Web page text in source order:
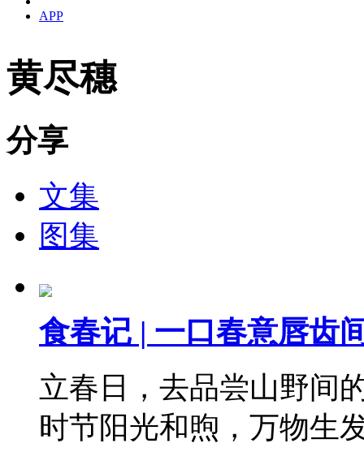
APP
黄尽穗
分享
文集
图集
食春记 | 一口春意唇齿
立春日，去品尝山野间
时节阳光和煦，万物生